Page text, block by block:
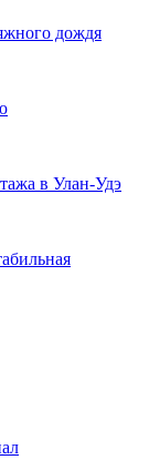
дождя
в Улан-Удэ